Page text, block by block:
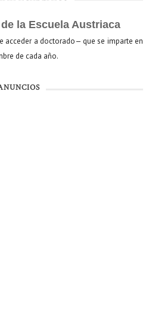
la Escuela Austriaca
a doctorado— que se imparte en
de cada año.